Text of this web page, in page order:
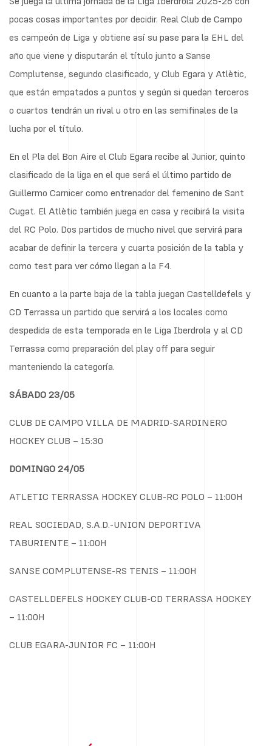
pocas cosas importantes por decidir. Real Club de Campo
es campeón de Liga y obtiene así su pase para la EHL del
año que viene y disputarán el título junto a Sanse
Complutense, segundo clasificado, y Club Egara y Atlètic,
que están empatados a puntos y según si quedan terceros
o cuartos tendrán un rival u otro en las semifinales de la
lucha por el título.
En el Pla del Bon Aire el Club Egara recibe al Junior, quinto
clasificado de la liga en el que será el último partido de
Guillermo Carnicer como entrenador del femenino de Sant
Cugat. El Atlètic también juega en casa y recibirá la visita
del RC Polo. Dos partidos de mucho nivel que servirá para
acabar de definir la tercera y cuarta posición de la tabla y
como test para ver cómo llegan a la F4.
En cuanto a la parte baja de la tabla juegan Castelldefels y
CD Terrassa un partido que servirá a los locales como
despedida de esta temporada en le Liga Iberdrola y al CD
Terrassa como preparación del play off para seguir
manteniendo la categoría.
SÁBADO 23/05
CLUB DE CAMPO VILLA DE MADRID-SARDINERO
HOCKEY CLUB – 15:30
DOMINGO 24/05
ATLETIC TERRASSA HOCKEY CLUB-RC POLO – 11:00H
REAL SOCIEDAD, S.A.D.-UNION DEPORTIVA
TABURIENTE – 11:00H
SANSE COMPLUTENSE-RS TENIS – 11:00H
CASTELLDEFELS HOCKEY CLUB-CD TERRASSA HOCKEY
– 11:00H
CLUB EGARA-JUNIOR FC – 11:00H